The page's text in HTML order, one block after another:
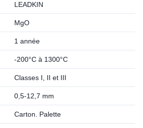
LEADKIN
MgO
1 année
-200°C à 1300°C
Classes I, II et III
0,5-12,7 mm
Carton. Palette